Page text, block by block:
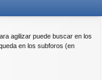
agilizar puede buscar en los
en los subforos (en